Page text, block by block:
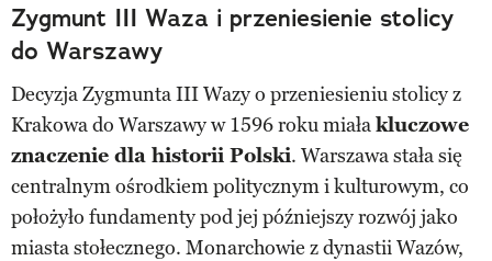
Zygmunt III Waza i przeniesienie stolicy
do Warszawy
Decyzja Zygmunta III Wazy o przeniesieniu stolicy z
Krakowa do Warszawy w 1596 roku miałakluczowe
znaczenie dla historii Polski. Warszawa stała się
centralnym ośrodkiem politycznym i kulturowym, co
położyło fundamenty pod jej późniejszy rozwój jako
miasta stołecznego. Monarchowie z dynastii Wazów,